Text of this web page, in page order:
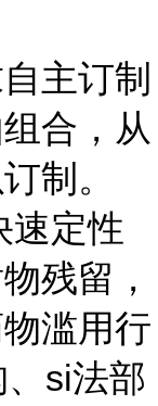
主订制
合，从
制。
速定性
残留，
滥用行
si法部